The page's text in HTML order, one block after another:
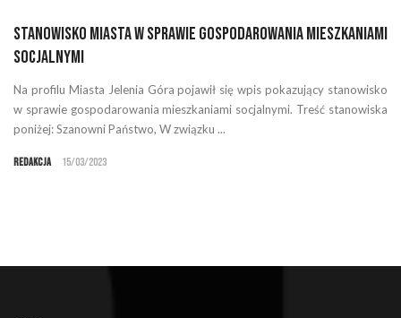
Stanowisko Miasta w sprawie gospodarowania mieszkaniami
socjalnymi
Na profilu Miasta Jelenia Góra pojawił się wpis pokazujący stanowisko
w sprawie gospodarowania mieszkaniami socjalnymi. Treść stanowiska
poniżej: Szanowni Państwo, W związku ...
Redakcja 15/03/2023